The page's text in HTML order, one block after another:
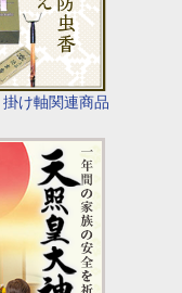
掛け軸関連商品